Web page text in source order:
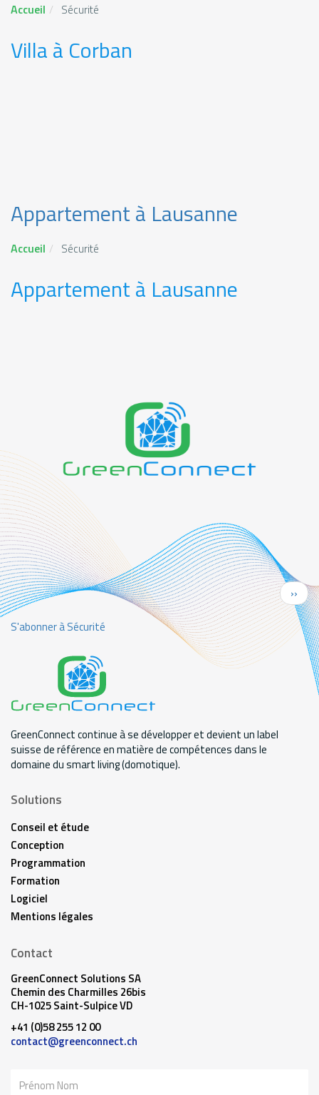
Accueil Sécurité
Villa à Corban
Appartement à Lausanne
Accueil Sécurité
Appartement à Lausanne
Pagination
Page
››
S'abonner à Sécurité
GreenConnect continue à se développer et devient un label
suisse de référence en matière de compétences dans le
domaine du smart living (domotique).
Solutions
Conseil et étude
Conception
Programmation
Formation
Logiciel
Mentions légales
Contact
GreenConnect Solutions SA
Chemin des Charmilles 26bis
CH-1025 Saint-Sulpice VD
+41 (0)58 255 12 00
contact@greenconnect.ch